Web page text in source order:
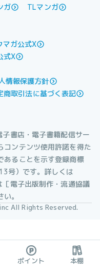
ガ
TLマンガ
マガ公式X
式X
情報保護方針
商取引法に基づく表記
書店・電子書籍配信サー
コンテンツ使用許諾を得た
あることを示す登録商標
号）です。詳しくは
［電子出版制作・流通協議
。
All Rights Reserved.
ポイント 本棚